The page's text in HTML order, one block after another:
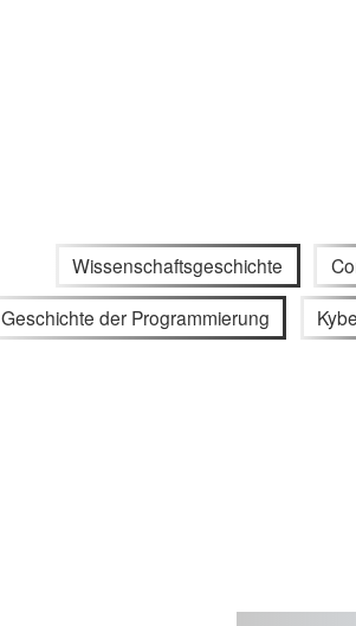
Wissenschaftsgeschichte
Geschichte der Programmierung